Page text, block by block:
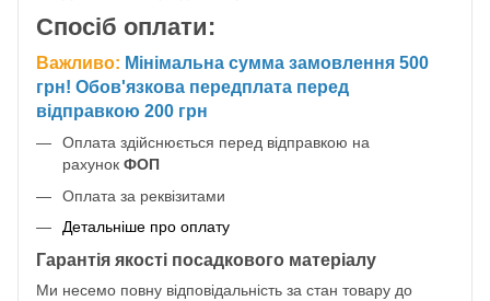
Спосіб оплати:
Важливо: Мінімальна сумма замовлення 500
грн! Обов'язкова передплата перед
відправкою 200 грн
Оплата здійснюється перед відправкою на
рахунок ФОП
Оплата за реквізитами
Детальніше про оплату
Гарантія якості посадкового матеріалу
Ми несемо повну відповідальність за стан товару до